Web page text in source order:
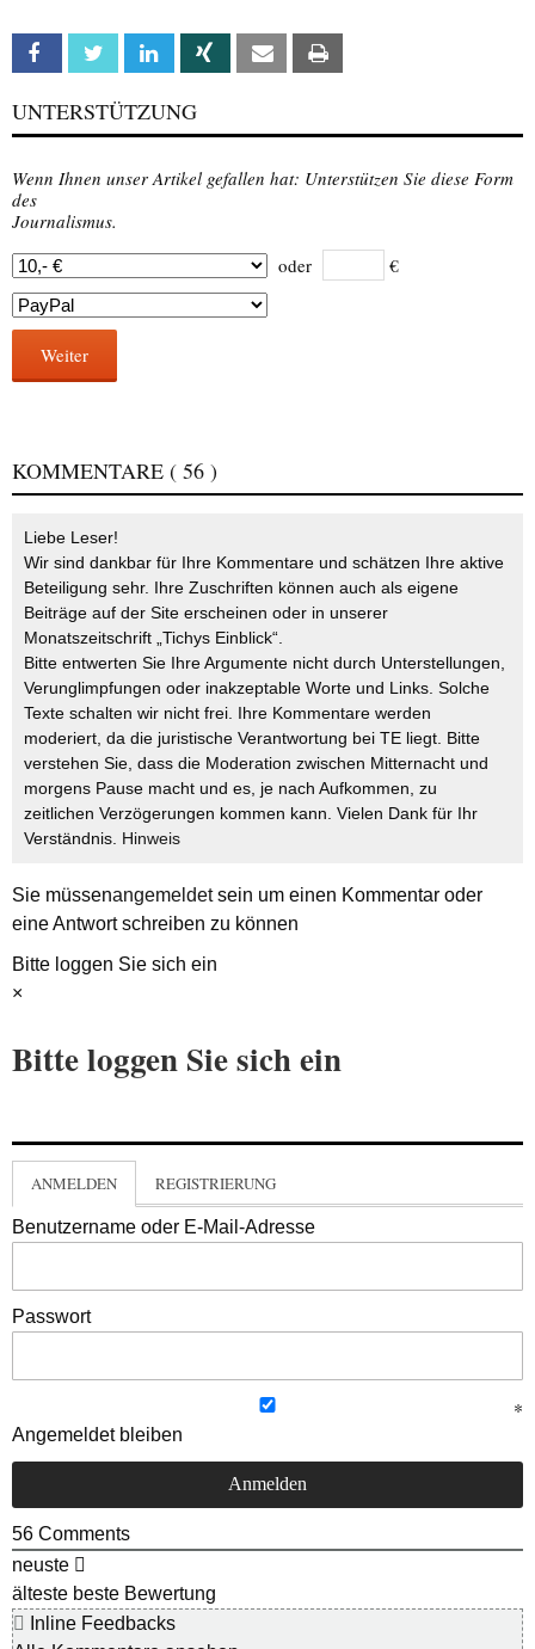
Facebook Twitter Linkedin Xing Email
UNTERSTÜTZUNG
Wenn Ihnen unser Artikel gefallen hat: Unterstützen Sie diese Form
des
Journalismus.
oder
€
Weiter
KOMMENTARE ( 56 )
Liebe Leser!
Wir sind dankbar für Ihre Kommentare und schätzen Ihre aktive
Beteiligung sehr. Ihre Zuschriften können auch als eigene
Beiträge auf der Site erscheinen oder in unserer
Monatszeitschrift „Tichys Einblick“.
Bitte entwerten Sie Ihre Argumente nicht durch Unterstellungen,
Verunglimpfungen oder inakzeptable Worte und Links. Solche
Texte schalten wir nicht frei. Ihre Kommentare werden
moderiert, da die juristische Verantwortung bei TE liegt. Bitte
verstehen Sie, dass die Moderation zwischen Mitternacht und
morgens Pause macht und es, je nach Aufkommen, zu
zeitlichen Verzögerungen kommen kann. Vielen Dank für Ihr
Verständnis. Hinweis
Sie müssenangemeldetsein um einen Kommentar oder
eine Antwort schreiben zu können
Bitte loggen Sie sich ein
×
Bitte loggen Sie sich ein
ANMELDEN REGISTRIERUNG
Benutzername oder E-Mail-Adresse
Passwort
Angemeldet bleiben
56 Comments
neuste
älteste beste Bewertung
Inline Feedbacks